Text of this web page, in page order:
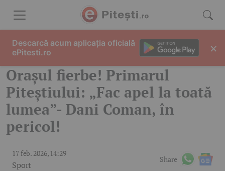
Orașul fierbe! Primarul
Piteștiului: „Fac apel la toată
lumea”- Dani Coman, în
pericol!
17 feb. 2026, 14:29
Sport
Share
Descarcă acum aplicația oficială
ePitesti.ro
×